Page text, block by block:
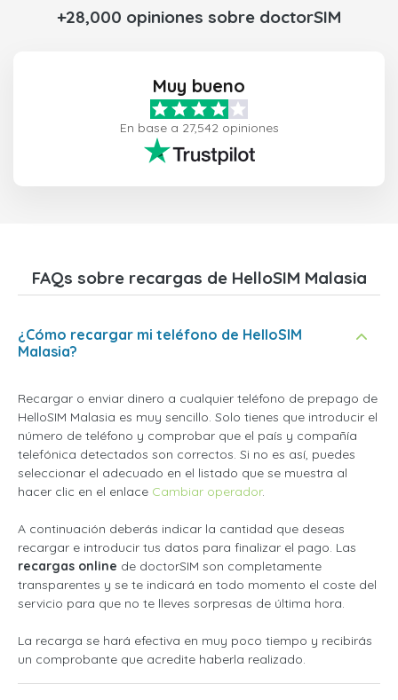
+28,000 opiniones sobre doctorSIM
Muy bueno
En base a 27,542 opiniones
FAQs sobre recargas de HelloSIM Malasia
¿Cómo recargar mi teléfono de HelloSIM
Malasia?
Recargar o enviar dinero a cualquier teléfono de prepago de
HelloSIM Malasia es muy sencillo. Solo tienes que introducir el
número de teléfono y comprobar que el país y compañía
telefónica detectados son correctos. Si no es así, puedes
seleccionar el adecuado en el listado que se muestra al
hacer clic en el enlace Cambiar operador.
A continuación deberás indicar la cantidad que deseas
recargar e introducir tus datos para finalizar el pago. Las
recargas online de doctorSIM son completamente
transparentes y se te indicará en todo momento el coste del
servicio para que no te lleves sorpresas de última hora.
La recarga se hará efectiva en muy poco tiempo y recibirás
un comprobante que acredite haberla realizado.